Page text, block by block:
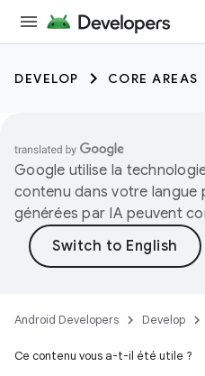
DEVELOP CORE AREAS
Google utilise la
contenu dans votre langue
générées par IA peuvent
Android Developers Develop
Ce contenu vous a-t-il été utile ?